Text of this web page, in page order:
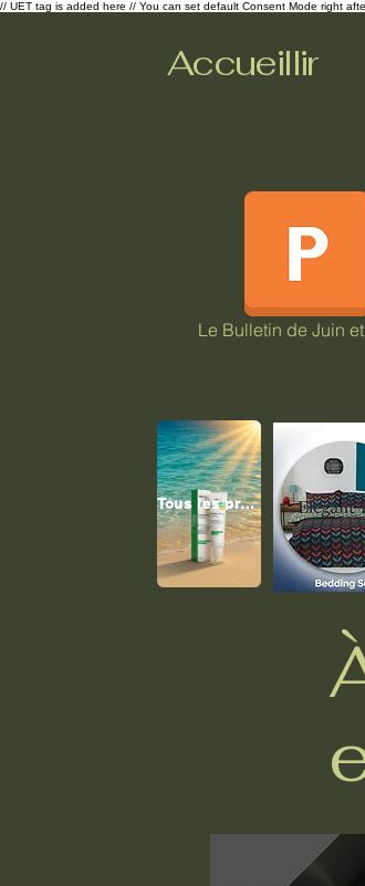
// UET tag is added here // You can set default Consent Mode right
Accueillir
Le Bulletin de Juin
Tous les produits